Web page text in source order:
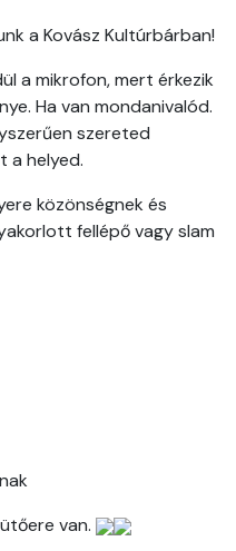
a Kovász Kultúrbárban!
a mikrofon, mert érkezik
Ha van mondanivalód.
szereted
a helyed.
közönségnek és
fellépő vagy slam
van.